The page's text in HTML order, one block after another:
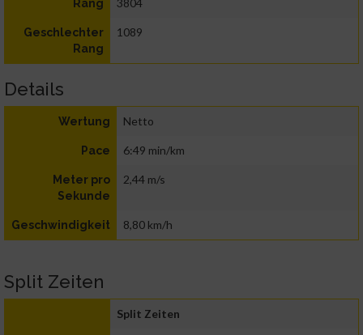
Rang 3804
Geschlechter
Rang
1089
Details
Wertung Netto
Pace 6:49 min/km
Meter pro
Sekunde
2,44 m/s
Geschwindigkeit 8,80 km/h
Split Zeiten
Split Zeiten